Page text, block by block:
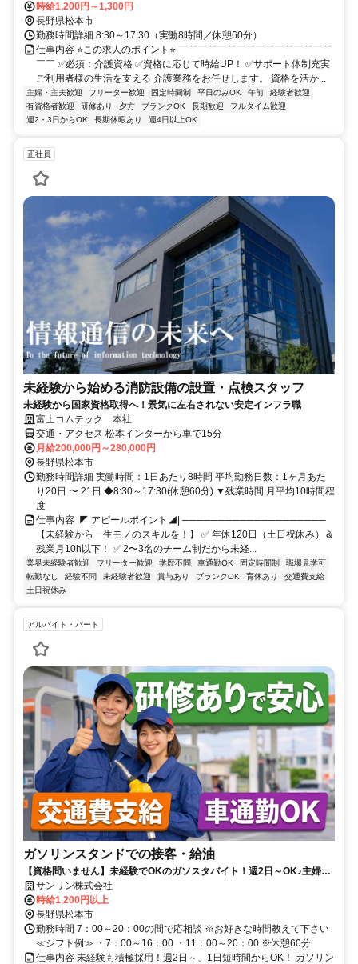
時給1,200円～1,300円
長野県松本市
勤務時間詳細 8:30～17:30（実働8時間／休憩60分）
仕事内容 ⭐この求人のポイント⭐ ￣￣￣￣￣￣￣￣￣￣￣￣￣￣￣￣
￣￣ ✅必須：介護資格 ✅資格に応じて時給UP！ ✅サポート体制充実
ご利用者様の生活を支える 介護業務をお任せします。 資格を活か...
主婦・主夫歓迎 フリーター歓迎 固定時間制 平日のみOK 午前
経験者歓迎
有資格者歓迎
研修あり 夕方 ブランクOK 長期歓迎
フルタイム歓迎
週2・3日からOK
長期休暇あり 週4日以上OK
正社員
未経験から始める消防設備の設置・点検スタッフ
未経験から国家資格取得へ！景気に左右されない安定インフラ職
富士コムテック 本社
交通・アクセス 松本インターから車で15分
月給200,000円～280,000円
長野県松本市
勤務時間詳細 実働時間：1日あたり8時間 平均勤務日数：1ヶ月あた
り20日 〜 21日 ◆8:30～17:30(休憩60分) ▼残業時間 月平均10時間程
度
仕事内容 |◤ アピールポイント◢| ────────────────────
【未経験から一生モノのスキルを！】 ✅ 年休120日（土日祝休み）＆
残業月10h以下！ ✅ 2〜3名のチーム制だから未経...
業界未経験者歓迎 フリーター歓迎 学歴不問 車通勤OK 固定時間制
職場見学可
転勤なし
経験不問 未経験者歓迎 賞与あり ブランクOK 育休あり
交通費支給
土日祝休み
アルバイト・パート
ガソリンスタンドでの接客・給油
【資格問いません】未経験でOKのガソスタバイト！週2日～OK♪主婦・
フリーター・Wワーク大歓迎♪
サンリン株式会社
時給1,200円以上
長野県松本市
勤務時間 7：00～20：00の間で応相談 ※お好きな時間教えて下さい
≪シフト例≫ ・7：00～16：00 ・11：00～20：00 ※休憩60分
仕事内容 未経験も積極採用！週2日～、1日短時間からOK！ ガソリン